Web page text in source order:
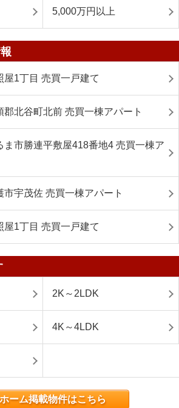
5,000万円以上
屋1丁目 売買一戸建て
郡北谷町北前 売買一棟アパート
ま市勝連平敷屋418番地4 売買一棟ア
市宇茂佐 売買一棟アパート
屋1丁目 売買一戸建て
2K～2LDK
4K～4LDK
ーム掲載物件はこちら